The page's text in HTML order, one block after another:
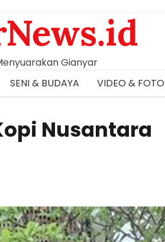
Gianyar
SENI & BUDAYA VIDEO & FOTO
Nusantara